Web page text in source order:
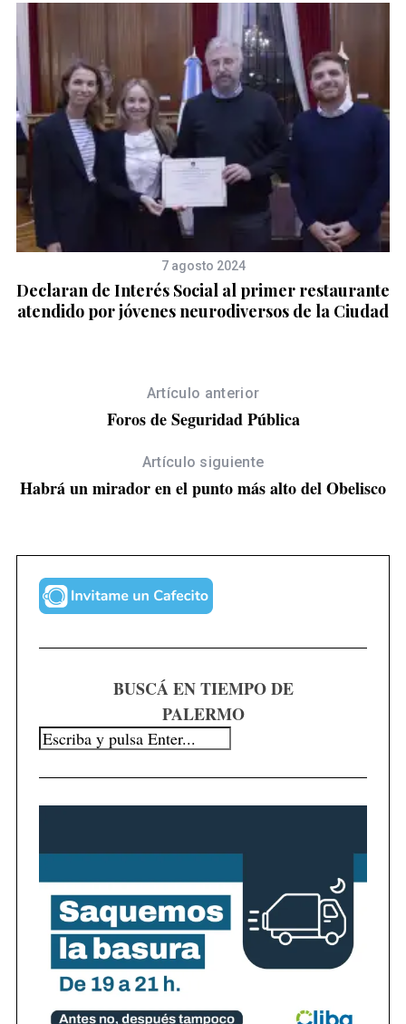
7 agosto 2024
Declaran de Interés Social al primer restaurante
atendido por jóvenes neurodiversos de la Ciudad
Artículo anterior
Foros de Seguridad Pública
Artículo siguiente
Habrá un mirador en el punto más alto del Obelisco
BUSCÁ EN TIEMPO DE
PALERMO
r
c
f